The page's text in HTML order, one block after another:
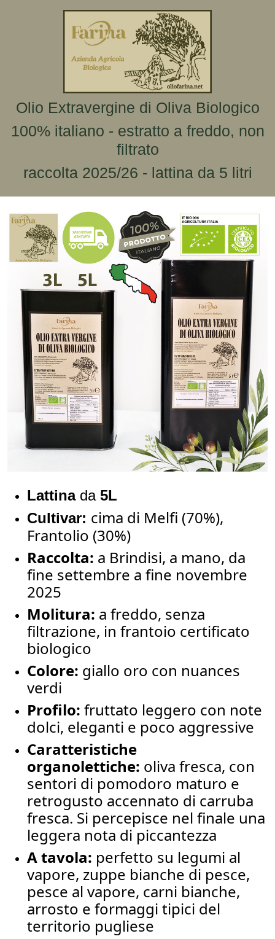
Olio Extravergine di Oliva Biologico
100% italiano - estratto a freddo, non
filtrato
raccolta 2025/26 - lattina da 5 litri
Lattinada 5L
Cultivar: cima di Melfi (70%),
Frantolio (30%)
Raccolta: a Brindisi, a mano, da
fine settembre a fine novembre
2025
Molitura: a freddo, senza
filtrazione, in frantoio certificato
biologico
Colore: giallo oro con nuances
verdi
Profilo: fruttato leggero con note
dolci, eleganti e poco aggressive
Caratteristiche
organolettiche: oliva fresca, con
sentori di pomodoro maturo e
retrogusto accennato di carruba
fresca. Si percepisce nel finale una
leggera nota di piccantezza
A tavola: perfetto su legumi al
vapore, zuppe bianche di pesce,
pesce al vapore, carni bianche,
arrosto e formaggi tipici del
territorio pugliese